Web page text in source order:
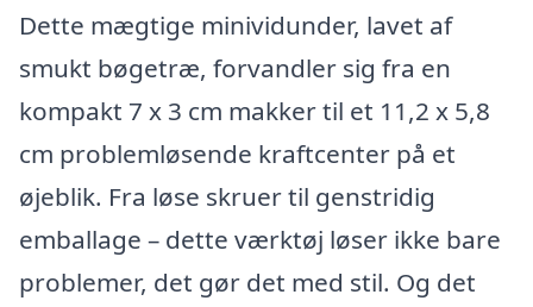
Dette mægtige minividunder, lavet af
smukt bøgetræ, forvandler sig fra en
kompakt 7 x 3 cm makker til et 11,2 x 5,8
cm problemløsende kraftcenter på et
øjeblik. Fra løse skruer til genstridig
emballage – dette værktøj løser ikke bare
problemer, det gør det med stil. Og det